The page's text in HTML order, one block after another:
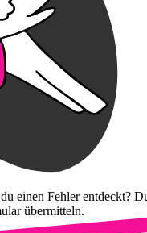
einen Fehler entdeckt?
übermitteln.